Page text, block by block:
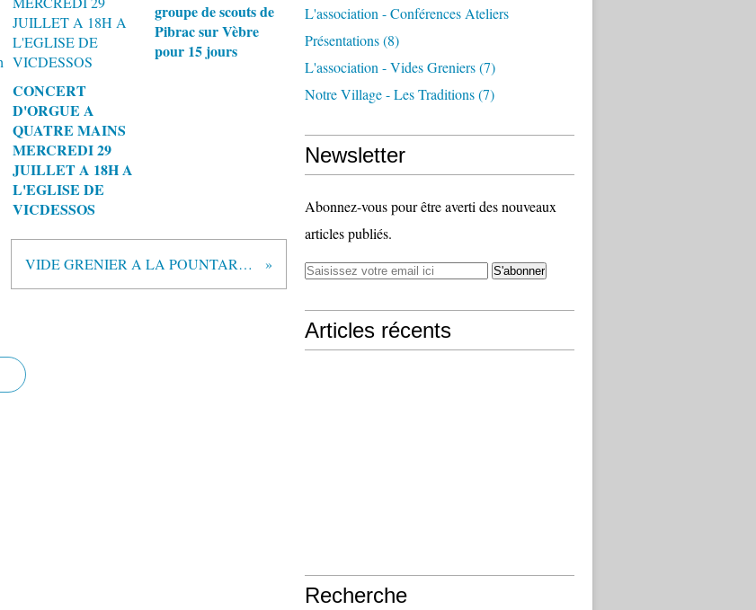
CONCERT
D'ORGUE A
QUATRE MAINS
MERCREDI 29
JUILLET A 18H A
L'EGLISE DE
VICDESSOS
groupe de scouts de
Pibrac sur Vèbre
pour 15 jours
VIDE GRENIER A LA POUNTARE LE RETOUR ......
L'association - Conférences Ateliers
Présentations(8)
L'association - Vides Greniers(7)
Notre Village - Les Traditions(7)
Newsletter
Abonnez-vous pour être averti des nouveaux
articles publiés.
Articles récents
Recherche